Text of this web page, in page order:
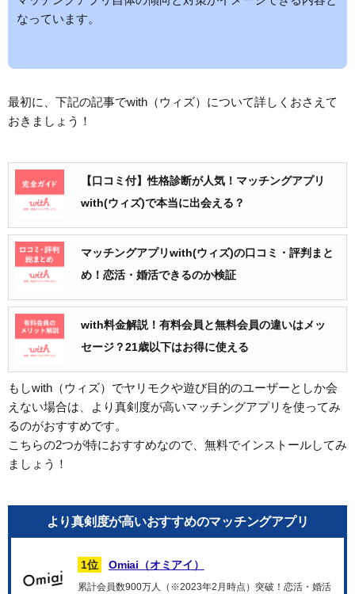
なっています。
最初に、下記の記事でwith（ウィズ）について詳しくおさえて
おきましょう！
【口コミ付】性格診断が人気！マッチングアプリ
with(ウィズ)で本当に出会える？
マッチングアプリwith(ウィズ)の口コミ・評判まと
め！恋活・婚活できるのか検証
with料金解説！有料会員と無料会員の違いはメッ
セージ？21歳以下はお得に使える
もしwith（ウィズ）でヤリモクや遊び目的のユーザーとしか会
えない場合は、より真剣度が高いマッチングアプリを使ってみ
るのがおすすめです。
こちらの2つが特におすすめなので、無料でインストールしてみ
ましょう！
より真剣度が高いおすすめのマッチングアプリ
1位 Omiai（オミアイ）
累計会員数900万人（※2023年2月時点）突破！恋活・婚活